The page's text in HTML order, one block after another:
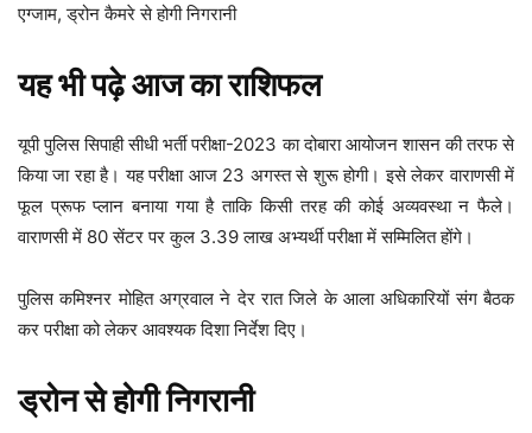
एग्जाम, ड्रोन कैमरे से होगी निगरानी
यह भी पढ़ेआज का राशिफल
यूपी पुलिस सिपाही सीधी भर्ती परीक्षा-2023 का दोबारा आयोजन शासन की तरफ से
किया जा रहा है। यह परीक्षा आज 23 अगस्त से शुरू होगी। इसे लेकर वाराणसी में
फूल प्रूफ प्लान बनाया गया है ताकि किसी तरह की कोई अव्यवस्था न फैले।
वाराणसी में 80 सेंटर पर कुल 3.39 लाख अभ्यर्थी परीक्षा में सम्मिलित होंगे।
पुलिस कमिश्नर मोहित अग्रवाल ने देर रात जिले के आला अधिकारियों संग बैठक
कर परीक्षा को लेकर आवश्यक दिशा निर्देश दिए।
ड्रोन से होगी निगरानी